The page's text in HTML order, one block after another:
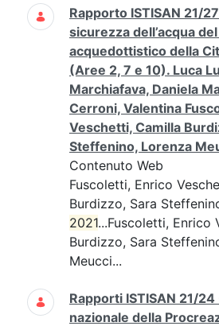
Rapporto ISTISAN 21/
sicurezza dell’acqua
acquedottistico della
(Aree 2, 7 e 10). Luca
Marchiafava, Daniela
Cerroni, Valentina
Veschetti, Camilla
Steffenino, Lorenza
Contenuto Web
Fuscoletti, Enrico
Burdizzo, Sara
2021...Fuscoletti, Enrico
Burdizzo, Sara
Meucci...
Rapporti ISTISAN 21/
nazionale della